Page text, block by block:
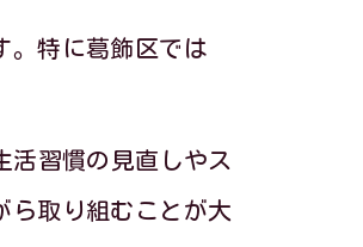
。特に葛飾区では
活習慣の見直しやス
ら取り組むことが大